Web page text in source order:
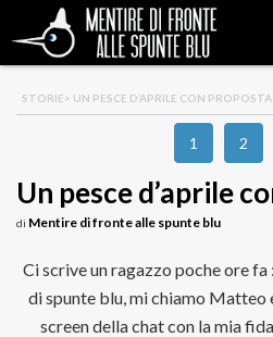
STORIE> UN PESCE D’APRILE CON PROPOSTA
1 2
Un pesce d’aprile
di Mentire di fronte alle spunte blu
Ci scrive un ragazzo poche ore
di spunte blu, mi chiamo Matteo
screen della chat con la mia